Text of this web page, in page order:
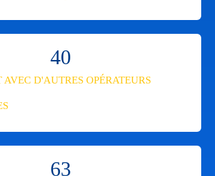
AVEC D'AUTRES OPÉRATEURS
40
63